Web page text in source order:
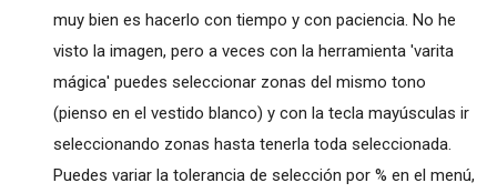
muy bien es hacerlo con tiempo y con paciencia. No he
visto la imagen, pero a veces con la herramienta 'varita
mágica' puedes seleccionar zonas del mismo tono
(pienso en el vestido blanco) y con la tecla mayúsculas ir
seleccionando zonas hasta tenerla toda seleccionada.
Puedes variar la tolerancia de selección por % en el menú,